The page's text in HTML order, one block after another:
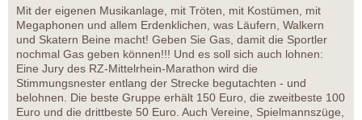
Mit der eigenen Musikanlage, mit Tröten, mit Kostümen, mit
Megaphonen und allem Erdenklichen, was Läufern, Walkern
und Skatern Beine macht! Geben Sie Gas, damit die Sportler
nochmal Gas geben können!!! Und es soll sich auch lohnen:
Eine Jury des RZ-Mittelrhein-Marathon wird die
Stimmungsnester entlang der Strecke begutachten - und
belohnen. Die beste Gruppe erhält 150 Euro, die zweitbeste 100
Euro und die drittbeste 50 Euro. Auch Vereine, Spielmannszüge,